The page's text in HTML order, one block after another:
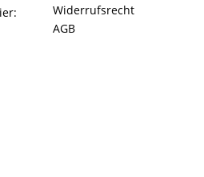
Widerrufsrecht
AGB